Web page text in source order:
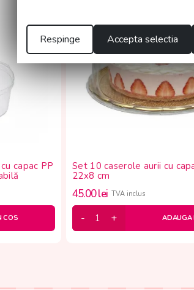
capac PP
COS
Set 10 caserole aurii cu
22x8 cm
45.00lei TVA inclus
ADAUGA
Respinge Accepta selectia